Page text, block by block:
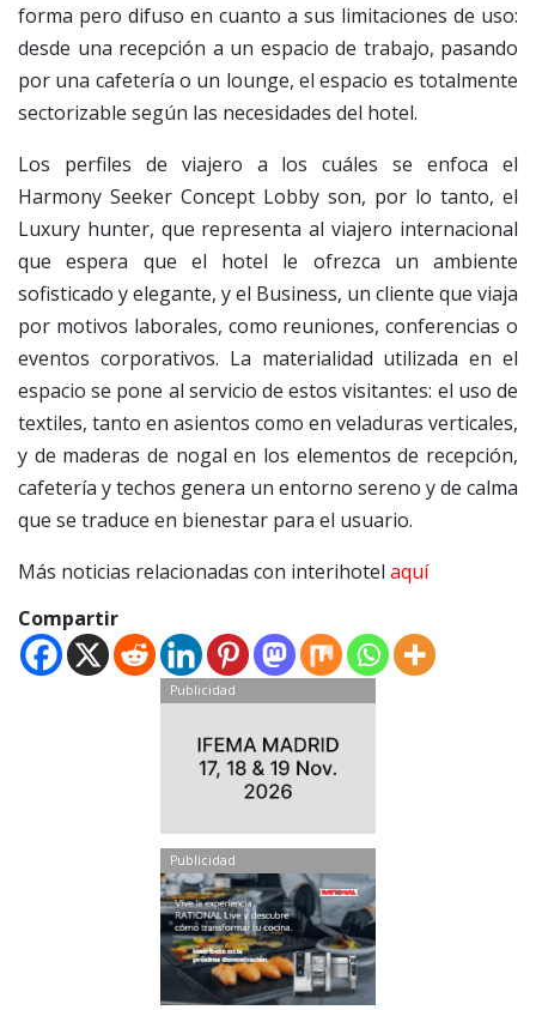
forma pero difuso en cuanto a sus limitaciones de uso:
desde una recepción a un espacio de trabajo, pasando
por una cafetería o un lounge, el espacio es totalmente
sectorizable según las necesidades del hotel.
Los perfiles de viajero a los cuáles se enfoca el
Harmony Seeker Concept Lobby son, por lo tanto, el
Luxury hunter, que representa al viajero internacional
que espera que el hotel le ofrezca un ambiente
sofisticado y elegante, y el Business, un cliente que viaja
por motivos laborales, como reuniones, conferencias o
eventos corporativos. La materialidad utilizada en el
espacio se pone al servicio de estos visitantes: el uso de
textiles, tanto en asientos como en veladuras verticales,
y de maderas de nogal en los elementos de recepción,
cafetería y techos genera un entorno sereno y de calma
que se traduce en bienestar para el usuario.
Más noticias relacionadas con interihotel aquí
Compartir
Publicidad
Publicidad